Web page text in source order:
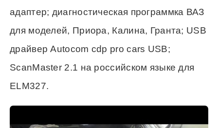
адаптер; диагностическая программка ВАЗ
для моделей, Приора, Калина, Гранта; USB
драйвер Autocom cdp pro cars USB;
ScanMaster 2.1 на российском языке для
ELM327.